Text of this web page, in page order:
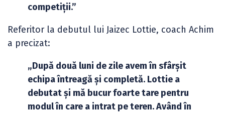
competiții.”
Referitor la debutul lui Jaizec Lottie, coach Achim
a precizat:
„După două luni de zile avem în sfârșit
echipa întreagă și completă. Lottie a
debutat și mă bucur foarte tare pentru
modul în care a intrat pe teren. Având în